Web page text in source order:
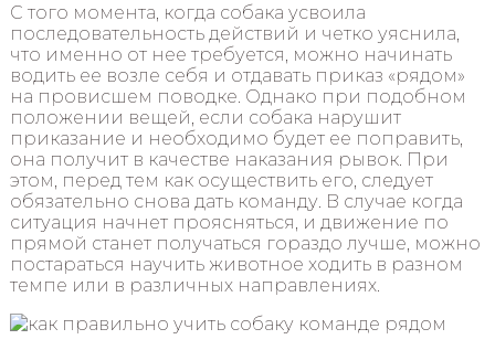
С того момента, когда собака усвоила
последовательность действий и четко уяснила,
что именно от нее требуется, можно начинать
водить ее возле себя и отдавать приказ «рядом»
на провисшем поводке. Однако при подобном
положении вещей, если собака нарушит
приказание и необходимо будет ее поправить,
она получит в качестве наказания рывок. При
этом, перед тем как осуществить его, следует
обязательно снова дать команду. В случае когда
ситуация начнет проясняться, и движение по
прямой станет получаться гораздо лучше, можно
постараться научить животное ходить в разном
темпе или в различных направлениях.